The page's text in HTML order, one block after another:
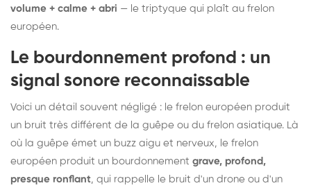
volume + calme + abri — le triptyque qui plaît au frelon
européen.
Le bourdonnement profond : un
signal sonore reconnaissable
Voici un détail souvent négligé : le frelon européen produit
un bruit très différent de la guêpe ou du frelon asiatique. Là
où la guêpe émet un buzz aigu et nerveux, le frelon
européen produit un bourdonnement grave, profond,
presque ronflant, qui rappelle le bruit d'un drone ou d'un